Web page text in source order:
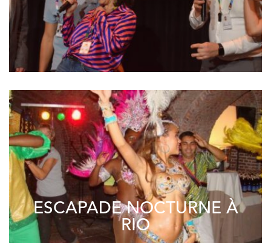
ESCAPADE NOCTURNE À
RIO